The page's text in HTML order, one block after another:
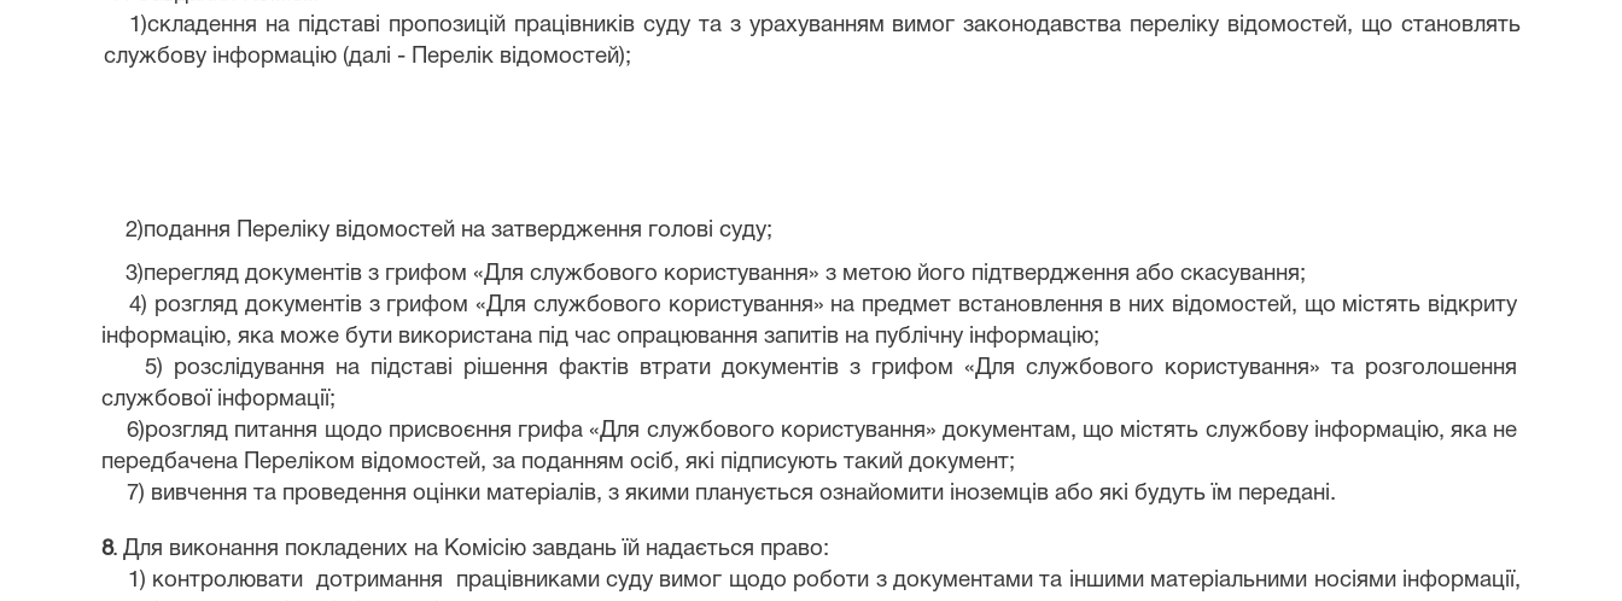
1)складення на підставі пропозицій працівників суду та з урахуванням вимог законодавства переліку відомостей, що становлять
службову інформацію (далі - Перелік відомостей);
2)подання Переліку відомостей на затвердження голові суду;
3)перегляд документів з грифом «Для службового користування» з метою його підтвердження або скасування;
4) розгляд документів з грифом «Для службового користування» на предмет встановлення в них відомостей, що містять відкриту
інформацію, яка може бути використана під час опрацювання запитів на публічну інформацію;
5) розслідування на підставі рішення фактів втрати документів з грифом «Для службового користування» та розголошення
службової інформації;
6)розгляд питання щодо присвоєння грифа «Для службового користування» документам, що містять службову інформацію, яка не
передбачена Переліком відомостей, за поданням осіб, які підписують такий документ;
7) вивчення та проведення оцінки матеріалів, з якими планується ознайомити іноземців або які будуть їм передані.
8. Для виконання покладених на Комісію завдань їй надається право:
1) контролювати
дотримання
працівниками суду вимог щодо роботи з документами та іншими матеріальними носіями інформації,